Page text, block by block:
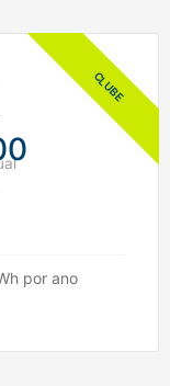
por ano